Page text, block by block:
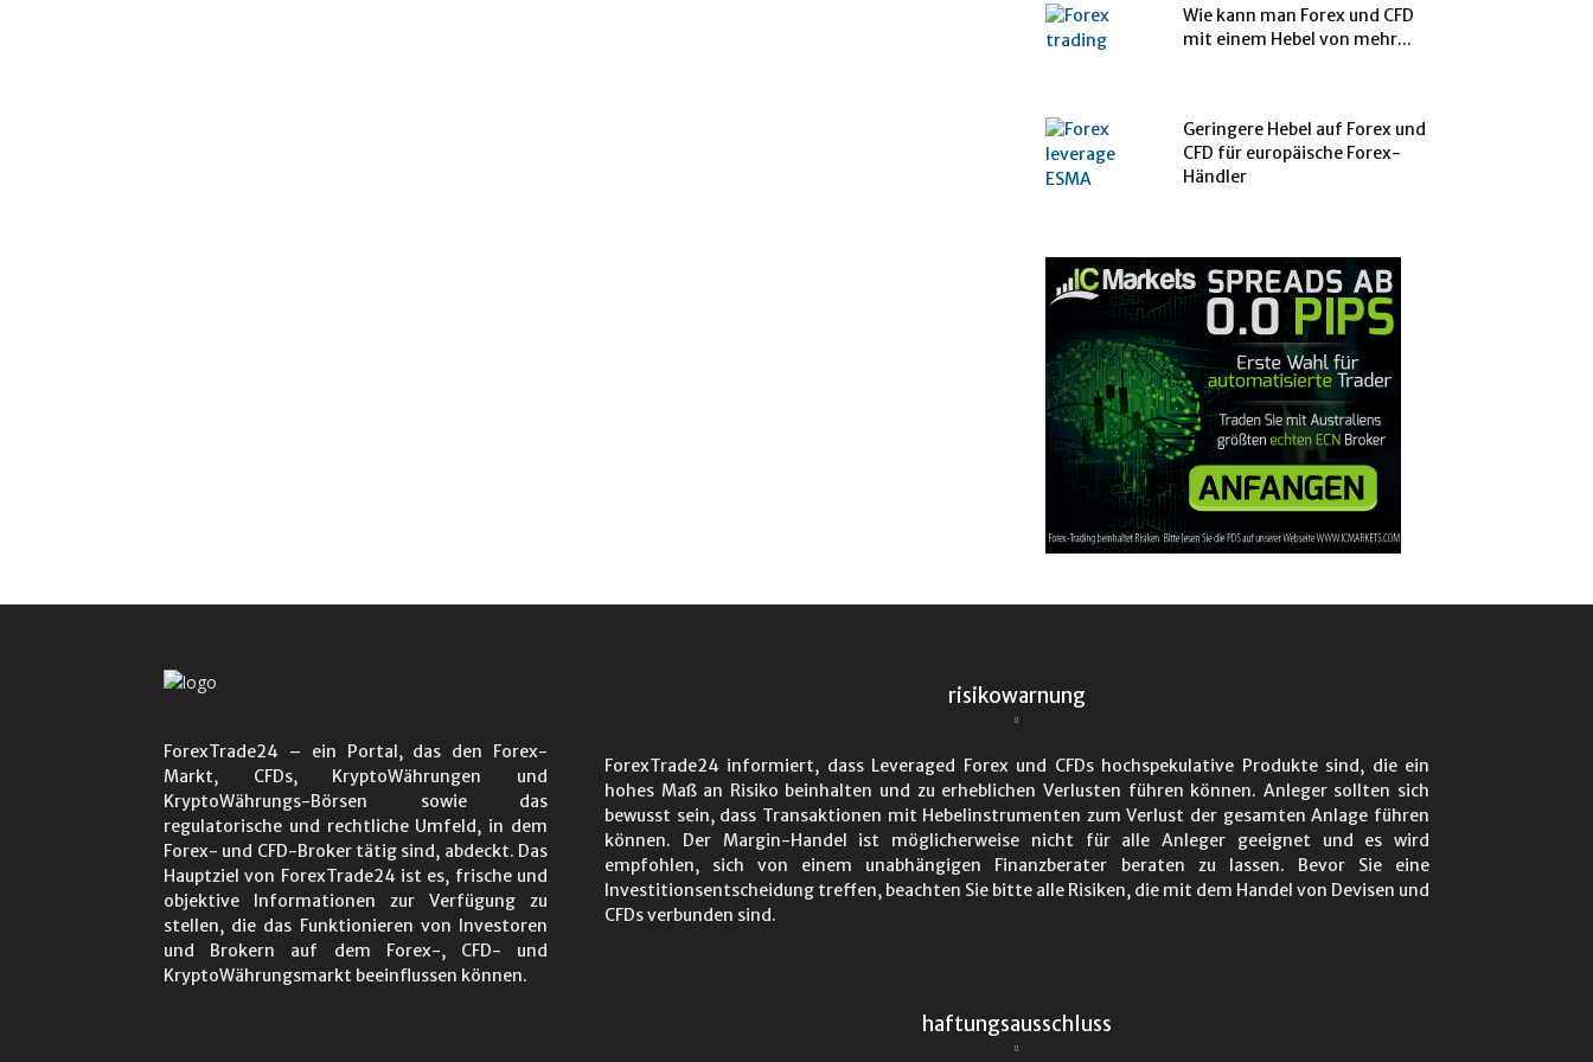
Wie kann man Forex und CFD
mit einem Hebel von mehr...
Geringere Hebel auf Forex und
CFD für europäische Forex-
Händler
ForexTrade24 – ein Portal, das den Forex-
Markt, CFDs, KryptoWährungen und
KryptoWährungs-Börsen sowie das
regulatorische und rechtliche Umfeld, in dem
Forex- und CFD-Broker tätig sind, abdeckt. Das
Hauptziel von ForexTrade24 ist es, frische und
objektive Informationen zur Verfügung zu
stellen, die das Funktionieren von Investoren
und Brokern auf dem Forex-, CFD- und
KryptoWährungsmarkt beeinflussen können.
risikowarnung
ForexTrade24 informiert, dass Leveraged Forex und CFDs hochspekulative Produkte sind, die ein
hohes Maß an Risiko beinhalten und zu erheblichen Verlusten führen können. Anleger sollten sich
bewusst sein, dass Transaktionen mit Hebelinstrumenten zum Verlust der gesamten Anlage führen
können. Der Margin-Handel ist möglicherweise nicht für alle Anleger geeignet und es wird
empfohlen, sich von einem unabhängigen Finanzberater beraten zu lassen. Bevor Sie eine
Investitionsentscheidung treffen, beachten Sie bitte alle Risiken, die mit dem Handel von Devisen und
CFDs verbunden sind.
haftungsausschluss